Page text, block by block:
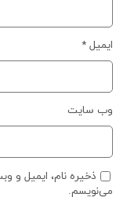
ایمیل*
وب‌ سایت
ذخیره نام، ایمیل و
می‌نویسم.